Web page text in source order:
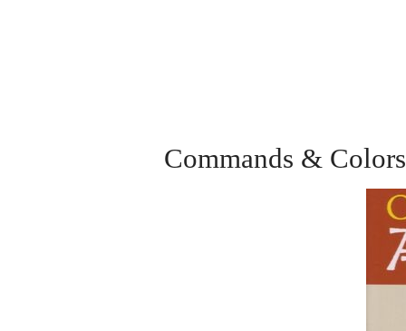
Commands &